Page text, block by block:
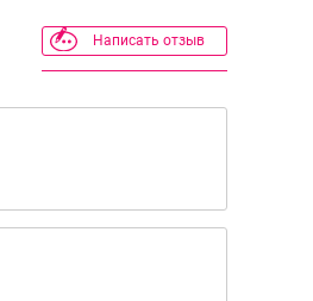
Написать отзыв